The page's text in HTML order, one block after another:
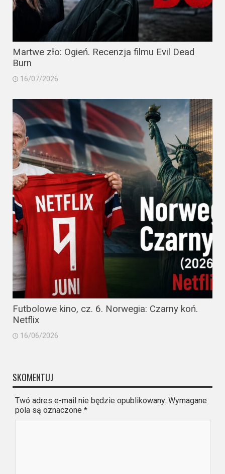
Martwe zło: Ogień. Recenzja filmu Evil Dead
Burn
16/07/2026
Futbolowe kino, cz. 6. Norwegia: Czarny koń.
Netflix
16/06/2026
SKOMENTUJ
Twó adres e-mail nie będzie opublikowany. Wymagane
pola są oznaczone *